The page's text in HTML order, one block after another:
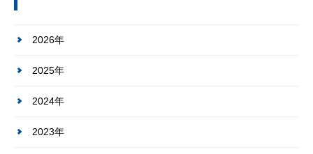
2026年
2025年
2024年
2023年